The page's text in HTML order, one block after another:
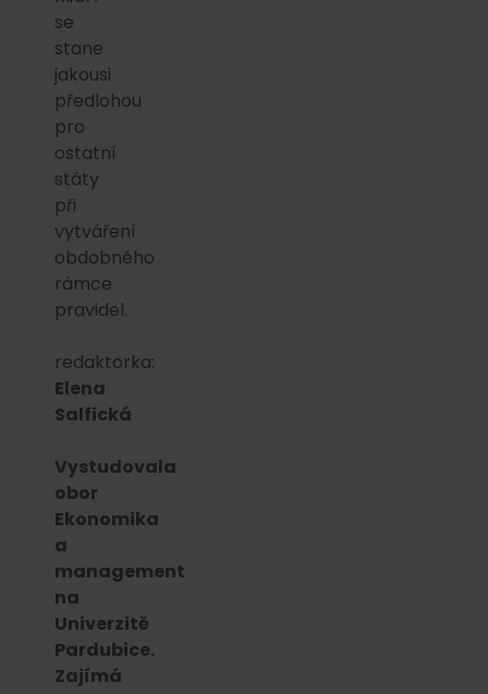
se
stane
jakousi
předlohou
pro
ostatní
státy
při
vytváření
obdobného
rámce
pravidel.
redaktorka:
Elena
Salfická
Vystudovala
obor
Ekonomika
a
management
na
Univerzitě
Pardubice.
Zajímá